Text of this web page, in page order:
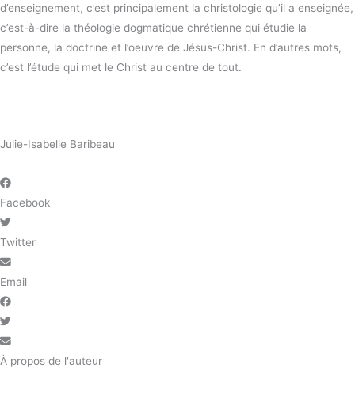
d’enseignement, c’est principalement la christologie qu’il a enseignée,
c’est-à-dire la théologie dogmatique chrétienne qui étudie la
personne, la doctrine et l’oeuvre de Jésus-Christ. En d’autres mots,
c’est l’étude qui met le Christ au centre de tout.
Julie-Isabelle Baribeau
Facebook
Twitter
Email
À propos de l'auteur